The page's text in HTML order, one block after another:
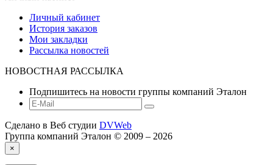
Личный кабинет
История заказов
Мои закладки
Рассылка новостей
НОВОСТНАЯ РАССЫЛКА
Подпишитесь на новости группы компаний Эталон
Сделано в Веб студии DVWeb
Группа компаний Эталон © 2009 – 2026
×